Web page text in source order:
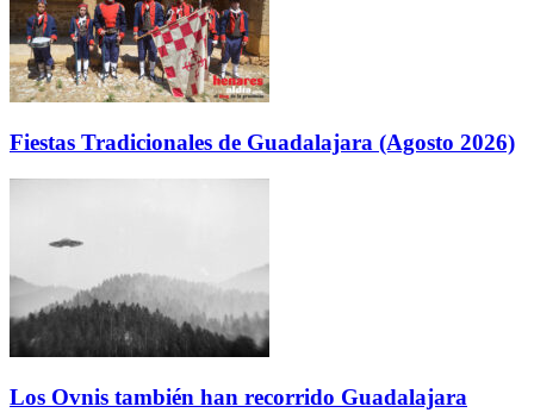
Fiestas Tradicionales de Guadalajara (Agosto 2026)
Los Ovnis también han recorrido Guadalajara